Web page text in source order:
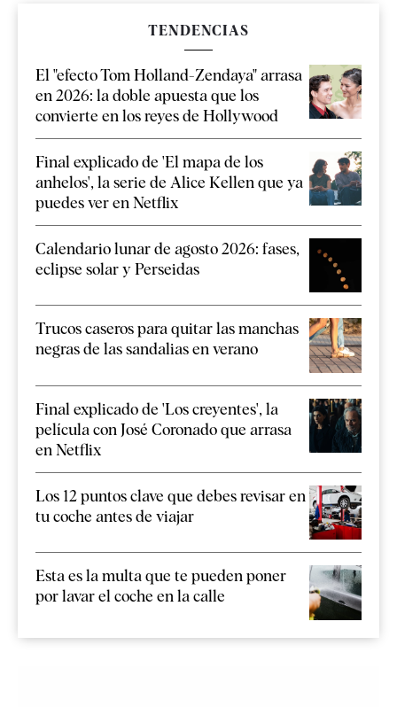
TENDENCIAS
El "efecto Tom Holland-Zendaya" arrasa
en 2026: la doble apuesta que los
convierte en los reyes de Hollywood
Final explicado de 'El mapa de los
anhelos', la serie de Alice Kellen que ya
puedes ver en Netflix
Calendario lunar de agosto 2026: fases,
eclipse solar y Perseidas
Trucos caseros para quitar las manchas
negras de las sandalias en verano
Final explicado de 'Los creyentes', la
película con José Coronado que arrasa
en Netflix
Los 12 puntos clave que debes revisar en
tu coche antes de viajar
Esta es la multa que te pueden poner
por lavar el coche en la calle